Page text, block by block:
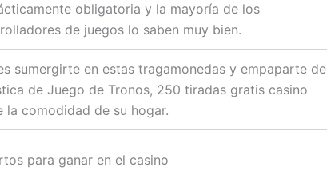
obligatoria y la mayoría de los
de juegos lo saben muy bien.
sumergirte en estas tragamonedas y empaparte de
de Juego de Tronos, 250 tiradas gratis casino
la comodidad de su hogar.
para ganar en el casino